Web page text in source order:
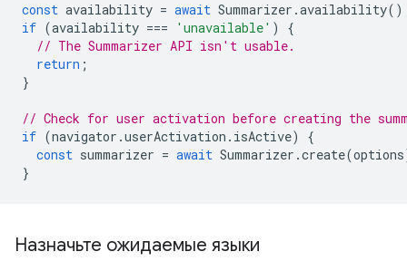
const availability = await Summarizer .availability
if (availability === 'unavailable' )
{
// The Summarizer API isn't usable.
return ;
}
// Check for user activation before creating the
if (navigator .userActivation . isActive)
{
const summarizer = await Summarizer .create(options
}
Назначьте ожидаемые языки